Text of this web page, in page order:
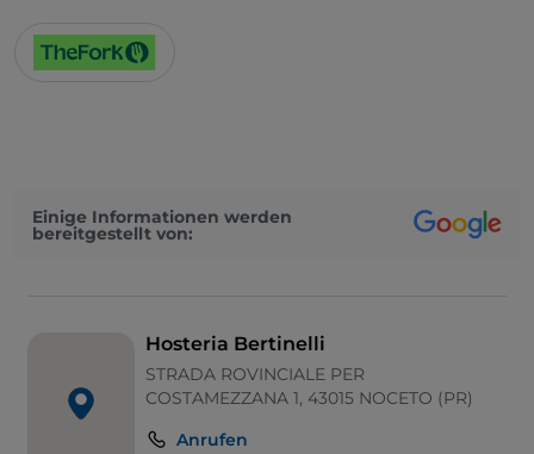
Kinderbereich
Einige Informationen werden
bereitgestellt von:
Hosteria Bertinelli
STRADA ROVINCIALE PER
COSTAMEZZANA 1, 43015 NOCETO (PR)
Anrufen